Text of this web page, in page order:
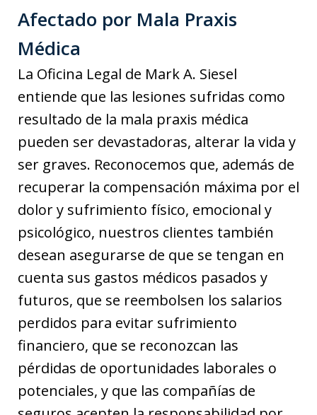
Afectado por Mala Praxis
Médica
La Oficina Legal de Mark A. Siesel
entiende que las lesiones sufridas como
resultado de la mala praxis médica
pueden ser devastadoras, alterar la vida y
ser graves. Reconocemos que, además de
recuperar la compensación máxima por el
dolor y sufrimiento físico, emocional y
psicológico, nuestros clientes también
desean asegurarse de que se tengan en
cuenta sus gastos médicos pasados y
futuros, que se reembolsen los salarios
perdidos para evitar sufrimiento
financiero, que se reconozcan las
pérdidas de oportunidades laborales o
potenciales, y que las compañías de